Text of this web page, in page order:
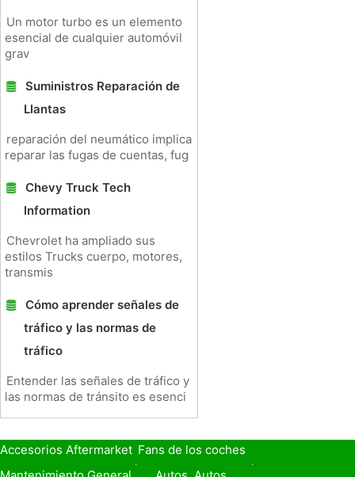
Un motor turbo es un elemento
esencial de cualquier automóvil
grav
Suministros Reparación de
Llantas
reparación del neumático implica
reparar las fugas de cuentas, fug
Chevy Truck Tech
Information
Chevrolet ha ampliado sus
estilos Trucks cuerpo, motores,
transmis
Cómo aprender señales de
tráfico y las normas de
tráfico
Entender las señales de tráfico y
las normas de tránsito es esenci
Accesorios Aftermarket Fans de los coches
Seguro de Coche
Préstamos y Financiación